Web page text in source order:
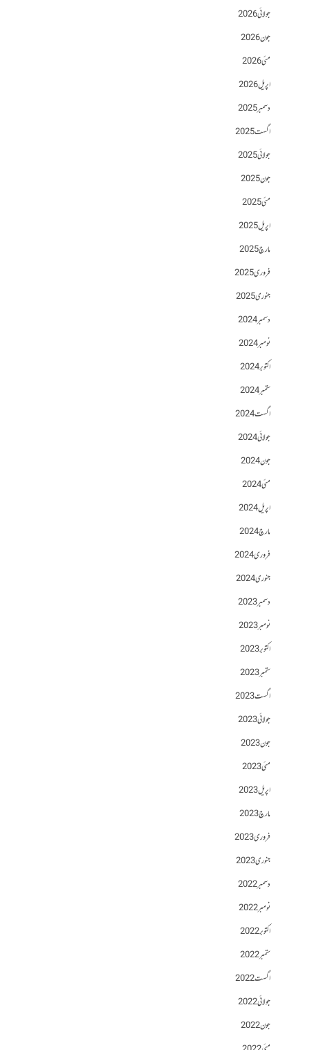
جولائی 2026
جون 2026
مئی 2026
اپریل 2026
دسمبر 2025
اگست 2025
جولائی 2025
جون 2025
مئی 2025
اپریل 2025
مارچ 2025
فروری 2025
جنوری 2025
دسمبر 2024
نومبر 2024
اکتوبر 2024
ستمبر 2024
اگست 2024
جولائی 2024
جون 2024
مئی 2024
اپریل 2024
مارچ 2024
فروری 2024
جنوری 2024
دسمبر 2023
نومبر 2023
اکتوبر 2023
ستمبر 2023
اگست 2023
جولائی 2023
جون 2023
مئی 2023
اپریل 2023
مارچ 2023
فروری 2023
جنوری 2023
دسمبر 2022
نومبر 2022
اکتوبر 2022
ستمبر 2022
اگست 2022
جولائی 2022
جون 2022